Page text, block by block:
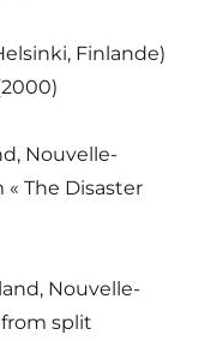
Finlande)
Nouvelle-
« The Disaster
Nouvelle-
from split